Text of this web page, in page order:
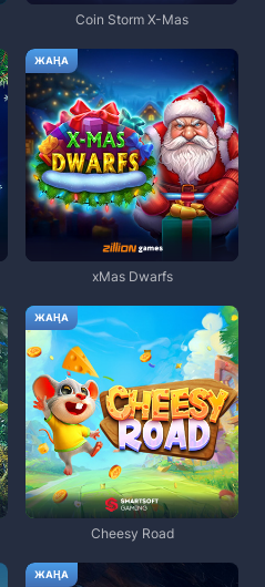
Coin Storm X-Mas
ЖАҢА
xMas Dwarfs
ЖАҢА
Cheesy Road
ЖАҢА